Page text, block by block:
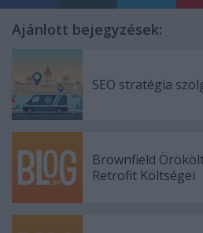
Ajánlott bejegyzések:
SEO stratégia
Brownfield
Retrofit Költségei